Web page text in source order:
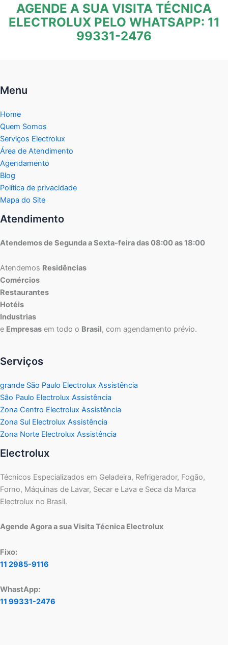
AGENDE A SUA VISITA TÉCNICA
ELECTROLUX PELO WHATSAPP: 11
99331-2476
Menu
Home
Quem Somos
Serviços Electrolux
Área de Atendimento
Agendamento
Blog
Política de privacidade
Mapa do Site
Atendimento
Atendemos de Segunda a Sexta-feira das 08:00 as 18:00
Atendemos Residências
Comércios
Restaurantes
Hotéis
Industrias
e Empresas em todo o Brasil, com agendamento prévio.
Serviços
grande São Paulo Electrolux Assistência
São Paulo Electrolux Assistência
Zona Centro Electrolux Assistência
Zona Sul Electrolux Assistência
Zona Norte Electrolux Assistência
Electrolux
Técnicos Especializados em Geladeira, Refrigerador, Fogão,
Forno, Máquinas de Lavar, Secar e Lava e Seca da Marca
Electrolux no Brasil.
Agende Agora a sua Visita Técnica Electrolux
Fixo:
11 2985-9116
WhastApp:
11 99331-2476